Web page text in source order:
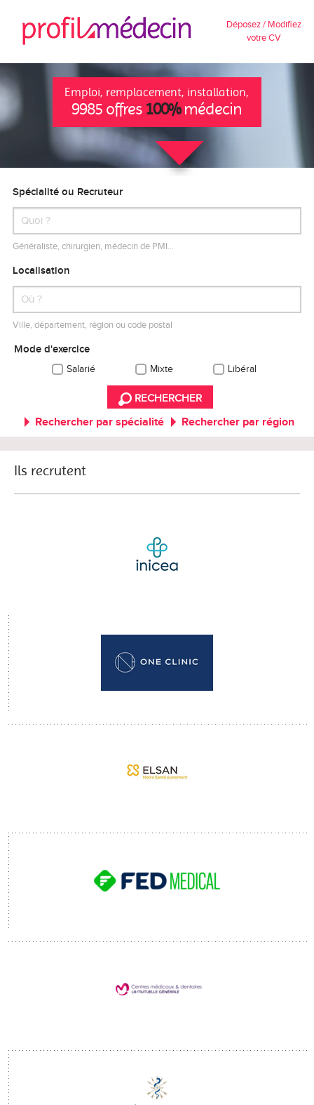
Déposez / Modifiez
votre CV
Emploi, remplacement, installation,
9985 offres 100%médecin
Spécialité ou Recruteur
Généraliste, chirurgien, médecin de PMI…
Localisation
Ville, département, région ou code postal
Mode d'exercice
Salarié Mixte Libéral
RECHERCHER
Rechercher par spécialité Rechercher par région
Ils recrutent